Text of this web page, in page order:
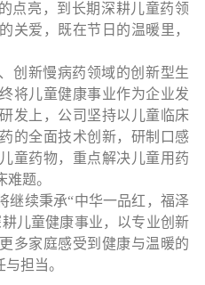
点亮，到长期深耕儿童药领
关爱，既在节日的温暖里，
创新慢病药领域的创新型生
将儿童健康事业作为企业发
发上，公司坚持以儿童临床
的全面技术创新，研制口感
童药物，重点解决儿童用药
题。
继续秉承“中华一品红，福泽
儿童健康事业，以专业创新
多家庭感受到健康与温暖的
担当。